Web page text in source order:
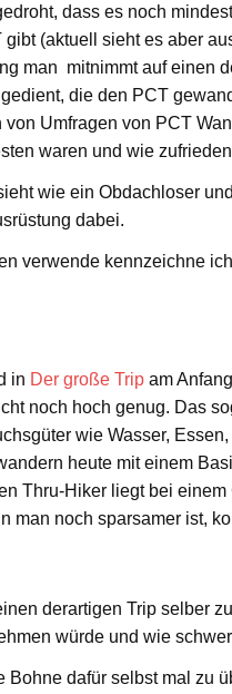
dass es noch
(aktuell sieht es aber
man mitnimmt auf einen
die den PCT
von Umfragen von PCT
waren und wie
wie ein Obdachloser
dabei.
verwende kennzeichne
in Der große Tripam
noch hoch genug. Das
wie Wasser,
heute mit einem
Thru-Hiker liegt bei
man noch sparsamer ist,
derartigen Trip selber
würde und wie
dafür selbst mal zu